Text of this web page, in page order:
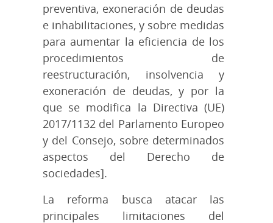
preventiva, exoneración de deudas
e inhabilitaciones, y sobre medidas
para aumentar la eficiencia de los
procedimientos de
reestructuración, insolvencia y
exoneración de deudas, y por la
que se modifica la Directiva (UE)
2017/1132 del Parlamento Europeo
y del Consejo, sobre determinados
aspectos del Derecho de
sociedades].
La reforma busca atacar las
principales limitaciones del